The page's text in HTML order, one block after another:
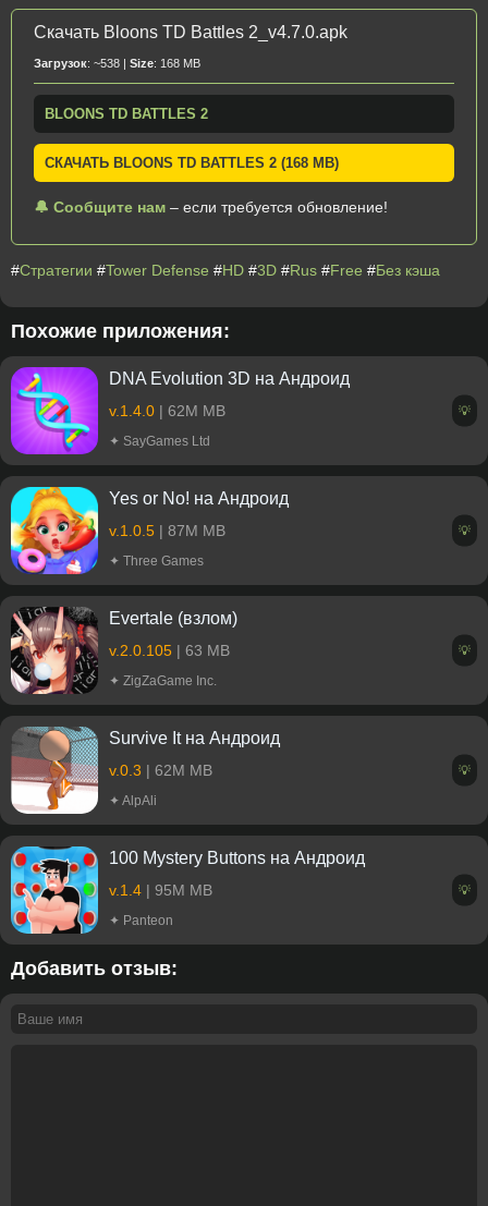
Скачать Bloons TD Battles 2_v4.7.0.apk
Загрузок: ~538 | Size: 168 MB
BLOONS TD BATTLES 2
СКАЧАТЬ BLOONS TD BATTLES 2 (168 MB)
🔔 Сообщите нам – если требуется обновление!
#Стратегии #Tower Defense #HD #3D #Rus #Free #Без кэша
Похожие приложения:
DNA Evolution 3D на Андроид
v.1.4.0 | 62M MB
✦ SayGames Ltd
💡
Yes or No! на Андроид
v.1.0.5 | 87M MB
✦ Three Games
💡
Evertale (взлом)
v.2.0.105 | 63 MB
✦ ZigZaGame Inc.
💡
Survive It на Андроид
v.0.3 | 62M MB
✦ AlpAli
💡
100 Mystery Buttons на Андроид
v.1.4 | 95M MB
✦ Panteon
💡
Добавить отзыв: